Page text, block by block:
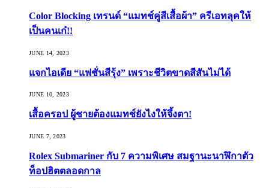
Color Blocking เทรนด์ “แมทช์คู่สีเสื้อผ้า” ครีเอทลุคให้
เป็นคนเก๋!!
JUNE 14, 2023
แจกไอเดีย “แฟชั่นสีรุ้ง” เพราะชีวิตขาดสีสันไม่ได้
JUNE 10, 2023
เสื้อครอป ผู้ชายต้องแมทช์ยังไงให้จึ้งตา!
JUNE 7, 2023
Rolex Submariner กับ 7 ความพิเศษ สมฐานะนาฬิกาตัว
ท็อปฮิตตลอดกาล